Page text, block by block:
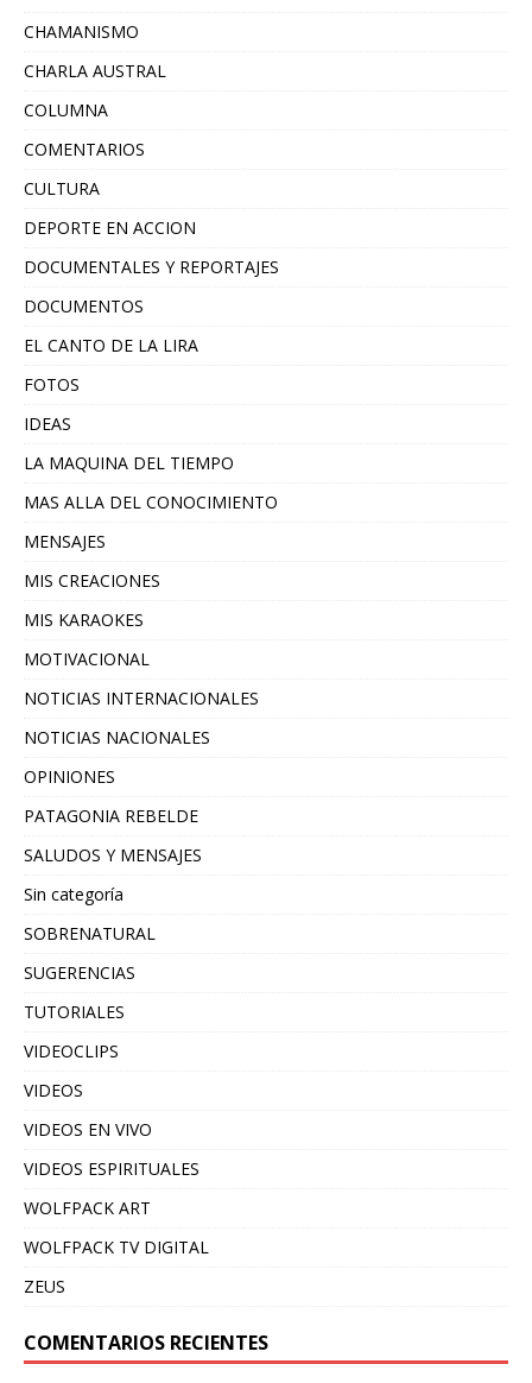
CHAMANISMO
CHARLA AUSTRAL
COLUMNA
COMENTARIOS
CULTURA
DEPORTE EN ACCION
DOCUMENTALES Y REPORTAJES
DOCUMENTOS
EL CANTO DE LA LIRA
FOTOS
IDEAS
LA MAQUINA DEL TIEMPO
MAS ALLA DEL CONOCIMIENTO
MENSAJES
MIS CREACIONES
MIS KARAOKES
MOTIVACIONAL
NOTICIAS INTERNACIONALES
NOTICIAS NACIONALES
OPINIONES
PATAGONIA REBELDE
SALUDOS Y MENSAJES
Sin categoría
SOBRENATURAL
SUGERENCIAS
TUTORIALES
VIDEOCLIPS
VIDEOS
VIDEOS EN VIVO
VIDEOS ESPIRITUALES
WOLFPACK ART
WOLFPACK TV DIGITAL
ZEUS
COMENTARIOS RECIENTES